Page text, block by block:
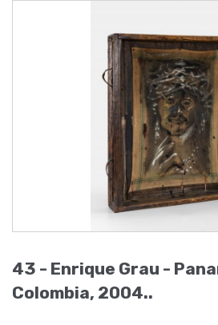
43 - Enrique Grau -
Colombia, 2004..